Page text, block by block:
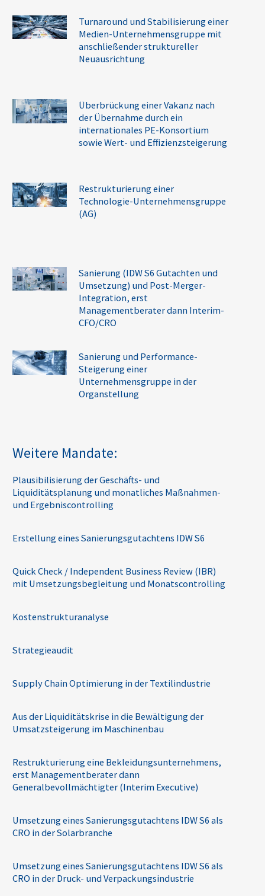
Turnaround und Stabilisierung einer
Medien-Unternehmensgruppe mit
anschließender struktureller
Neuausrichtung
Überbrückung einer Vakanz nach
der Übernahme durch ein
internationales PE-Konsortium
sowie Wert- und Effizienzsteigerung
Restrukturierung einer
Technologie-Unternehmensgruppe
(AG)
Sanierung (IDW S6 Gutachten und
Umsetzung) und Post-Merger-
Integration, erst
Managementberater dann Interim-
CFO/CRO
Sanierung und Performance-
Steigerung einer
Unternehmensgruppe in der
Organstellung
Weitere Mandate:
Plausibilisierung der Geschäfts- und
Liquiditätsplanung und monatliches Maßnahmen-
und Ergebniscontrolling
Erstellung eines Sanierungsgutachtens IDW S6
Quick Check / Independent Business Review (IBR)
mit Umsetzungsbegleitung und Monatscontrolling
Kostenstrukturanalyse
Strategieaudit
Supply Chain Optimierung in der Textilindustrie
Aus der Liquiditätskrise in die Bewältigung der
Umsatzsteigerung im Maschinenbau
Restrukturierung eine Bekleidungsunternehmens,
erst Managementberater dann
Generalbevollmächtigter (Interim Executive)
Umsetzung eines Sanierungsgutachtens IDW S6 als
CRO in der Solarbranche
Umsetzung eines Sanierungsgutachtens IDW S6 als
CRO in der Druck- und Verpackungsindustrie